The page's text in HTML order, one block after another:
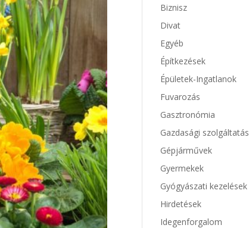
Biznisz
Divat
Egyéb
Építkezések
Épületek-Ingatlanok
Fuvarozás
Gasztronómia
Gazdasági szolgáltatás
Gépjárművek
Gyermekek
Gyógyászati kezelések
Hirdetések
Idegenforgalom